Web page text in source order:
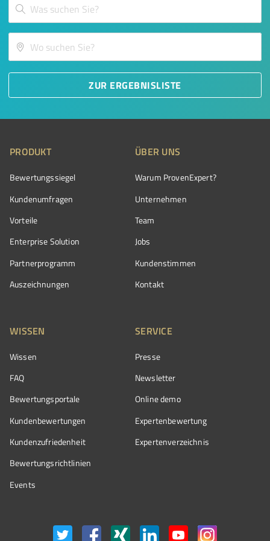
ZUR ERGEBNISLISTE
PRODUKT
Bewertungssiegel
Kundenumfragen
Vorteile
Enterprise Solution
Partnerprogramm
Auszeichnungen
ÜBER UNS
Warum ProvenExpert?
Unternehmen
Team
Jobs
Kundenstimmen
Kontakt
WISSEN
Wissen
FAQ
Bewertungsportale
Kundenbewertungen
Kundenzufriedenheit
Bewertungs­richtlinien
Events
SERVICE
Presse
Newsletter
Online demo
Expertenbewertung
Expertenverzeichnis